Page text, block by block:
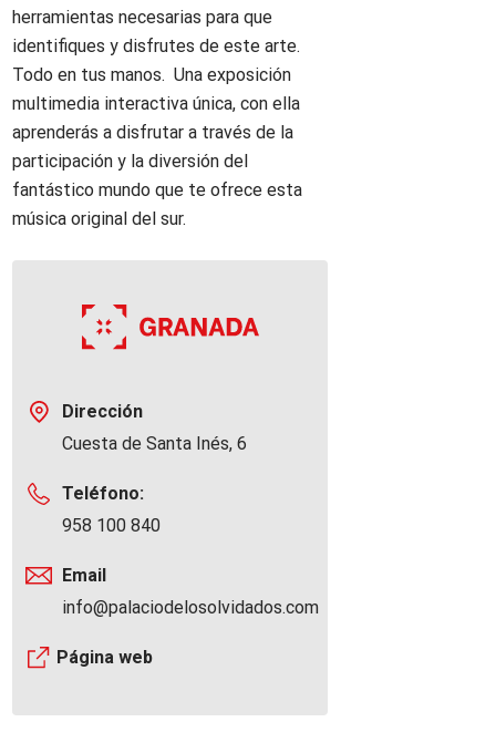
herramientas necesarias para que
identifiques y disfrutes de este arte.
Todo en tus manos. Una exposición
multimedia interactiva única, con ella
aprenderás a disfrutar a través de la
participación y la diversión del
fantástico mundo que te ofrece esta
música original del sur.
Dirección
Cuesta de Santa Inés, 6
Teléfono:
958 100 840
Email
info@palaciodelosolvidados.com
Página web